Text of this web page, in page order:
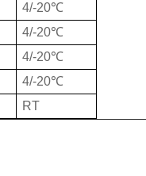
4/-20℃
4/-20℃
4/-20℃
4/-20℃
RT